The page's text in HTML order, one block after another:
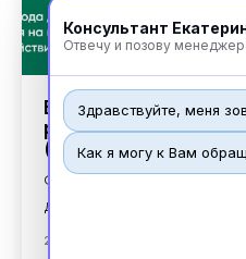
Консультант
Здравствуйте, меня
Как я могу к Вам
Ваша аккредитация
регламент, 100%
(Запись
Федеральный закон об
дистанционного
23 сентября 2025